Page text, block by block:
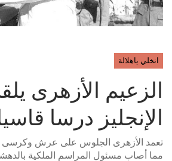
انخلي ياهلالة
الزعيم الأزهرى
الإنجليز درسا
تعمد الأزهرى الجلوس على عرش وكرسى
مما أصاب مسئول المراسم الملكية